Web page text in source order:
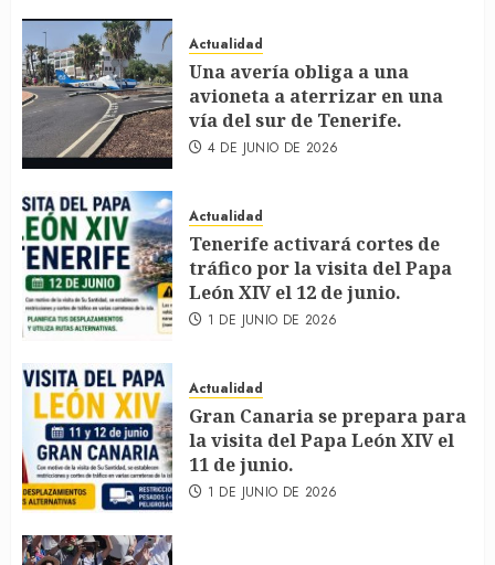
Actualidad
Una avería obliga a una
avioneta a aterrizar en una
vía del sur de Tenerife.
4 DE JUNIO DE 2026
Actualidad
Tenerife activará cortes de
tráfico por la visita del Papa
León XIV el 12 de junio.
1 DE JUNIO DE 2026
Actualidad
Gran Canaria se prepara para
la visita del Papa León XIV el
11 de junio.
1 DE JUNIO DE 2026